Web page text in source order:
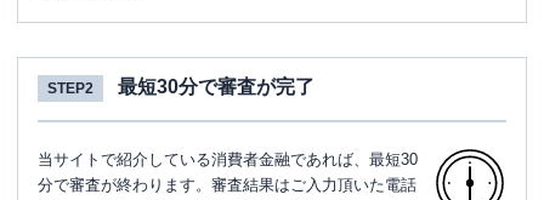
STEP2 最短30分で審査が完了
当サイトで紹介している消費者金融であれば、最短30
分で審査が終わります。審査結果はご入力頂いた電話